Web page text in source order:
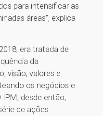
para intensificar as
áreas”, explica
era tratada de
da
visão, valores e
os negócios e
desde então,
de ações